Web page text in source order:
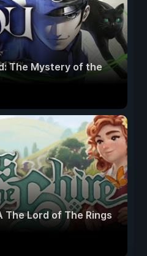
The Mystery of the
The Lord of The Rings